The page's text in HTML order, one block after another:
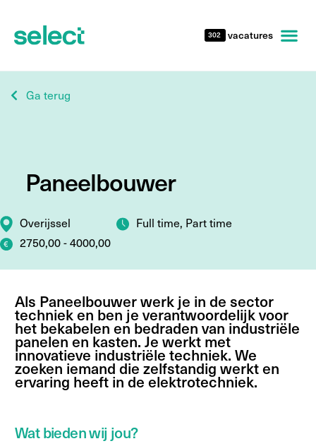
302 vacatures
Ga terug
Paneelbouwer
Overijssel
Full time, Part time
2750,00 - 4000,00
Als Paneelbouwer werk je in de sector
techniek en ben je verantwoordelijk voor
het bekabelen en bedraden van industriële
panelen en kasten. Je werkt met
innovatieve industriële techniek. We
zoeken iemand die zelfstandig werkt en
ervaring heeft in de elektrotechniek.
Wat bieden wij jou?